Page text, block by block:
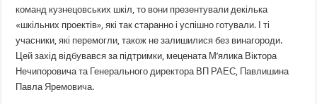
команд кузнецовських шкіл, то вони презентували декілька
«шкільних проектів», які так старанно і успішно готували. І ті
учасники, які перемогли, також не залишилися без винагороди.
Цей захід відбувався за підтримки, мецената М’ялика Віктора
Нечипоровича та Генерального директора ВП РАЕС, Павлишина
Павла Яремовича.